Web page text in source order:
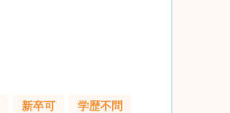
新卒可 学歴不問